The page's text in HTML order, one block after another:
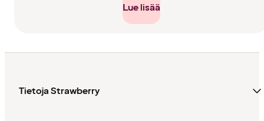
Lue lisää
Tietoja Strawberry